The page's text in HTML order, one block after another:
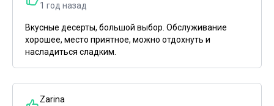
1 год назад
Вкусные десерты, большой выбор. Обслуживание
хорошее, место приятное, можно отдохнуть и
насладиться сладким.
Zarina